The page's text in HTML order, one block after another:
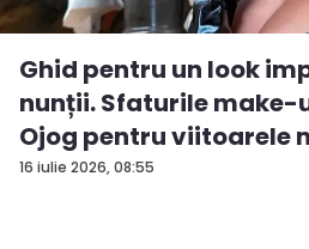
16 iulie 2026, 08:55
Ghid pentru un look
nunții. Sfaturile make-
Ojog pentru viitoarele